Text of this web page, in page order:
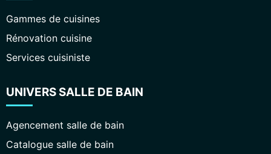
Gammes de cuisines
Rénovation cuisine
Services cuisiniste
UNIVERS SALLE DE BAIN
Agencement salle de bain
Catalogue salle de bain